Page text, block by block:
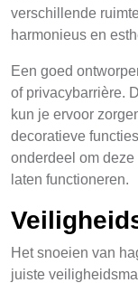
verschillende
harmonieus en
Een goed
of privacybarrière.
kun je ervoor
decoratieve
onderdeel om
laten functioneren.
Het snoeien van
juiste